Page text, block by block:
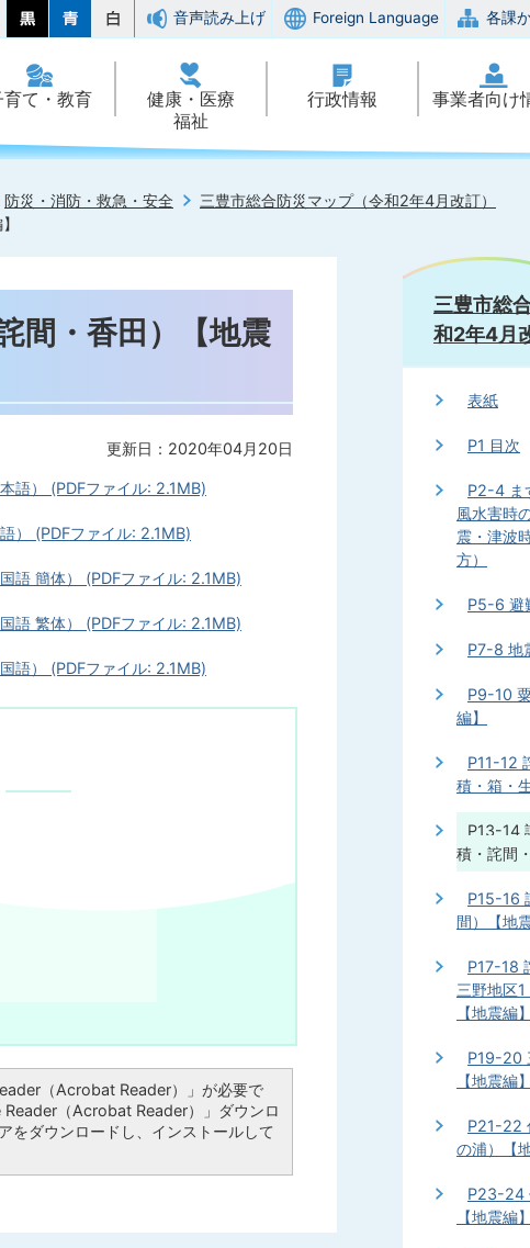
音声読み上げ Foreign Language 各課
育て・教育
健康・医療
福祉
行政情報 事業者向け
防災・消防・救急・安全
三豊市総合防災マップ（令和2年4月改訂）
間・香田）【地震
更新日：2020年04月20日
語） (PDFファイル: 2.1MB)
） (PDFファイル: 2.1MB)
語 簡体） (PDFファイル: 2.1MB)
語 繁体） (PDFファイル: 2.1MB)
語） (PDFファイル: 2.1MB)
（Acrobat Reader）」が必要で
（Acrobat Reader）」ダウンロ
をダウンロードし、インストールして
三豊市総
和2年4月
表紙
P1 目次
P2-4 ま
風水害時
震・津波
方）
P5-6 避
P7-8 地
P9-10
編】
P11-12
積・箱・
P13-14
積・詫間
P15-16
間）【地
P17-18
三野地区1
【地震編】
P19-20
【地震編】
P21-22
の浦）【
P23-24
【地震編】